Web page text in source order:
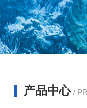
产品中心 /